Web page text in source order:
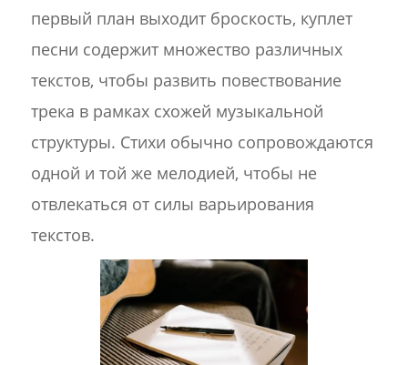
первый план выходит броскость, куплет
песни содержит множество различных
текстов, чтобы развить повествование
трека в рамках схожей музыкальной
структуры. Стихи обычно сопровождаются
одной и той же мелодией, чтобы не
отвлекаться от силы варьирования
текстов.